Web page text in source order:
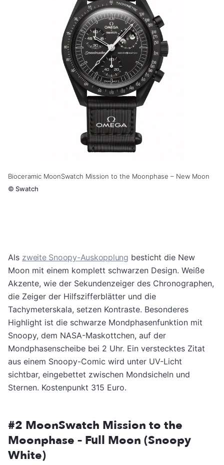
Bioceramic MoonSwatch Mission to the Moonphase – New Moon
© Swatch
Als zweite Snoopy-Auskopplung besticht die New
Moon mit einem komplett schwarzen Design. Weiße
Akzente, wie der Sekundenzeiger des Chronographen,
die Zeiger der Hilfszifferblätter und die
Tachymeterskala, setzen Kontraste. Besonderes
Highlight ist die schwarze Mondphasenfunktion mit
Snoopy, dem NASA-Maskottchen, auf der
Mondphasenscheibe bei 2 Uhr. Ein verstecktes Zitat
aus einem Snoopy-Comic wird unter UV-Licht
sichtbar, eingebettet zwischen Mondsicheln und
Sternen. Kostenpunkt 315 Euro.
#2 MoonSwatch Mission to the
Moonphase – Full Moon (Snoopy
White)